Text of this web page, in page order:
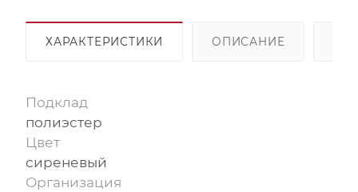
ХАРАКТЕРИСТИКИ ОПИСАНИЕ
Подклад
полиэстер
Цвет
сиреневый
Организация